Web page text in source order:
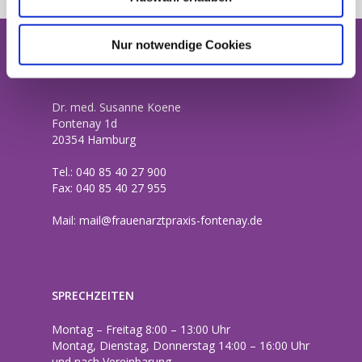
Nur notwendige Cookies
Dr. med. Susanne Koene
Fontenay 1d
20354 Hamburg
Tel.: 040 85 40 27 900
Fax: 040 85 40 27 955
Mail: mail@frauenarztpraxis-fontenay.de
SPRECHZEITEN
Montag – Freitag 8:00 – 13:00 Uhr
Montag, Dienstag, Donnerstag 14:00 – 16:00 Uhr